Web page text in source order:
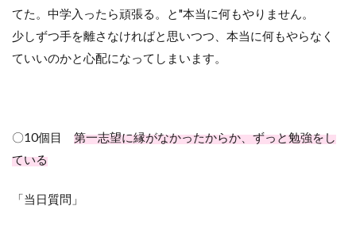
てた。中学入ったら頑張る。と"本当に何もやりません。
少しずつ手を離さなければと思いつつ、本当に何もやらなく
ていいのかと心配になってしまいます。
〇10個目 第一志望に縁がなかったからか、ずっと勉強をし
ている
「当日質問」